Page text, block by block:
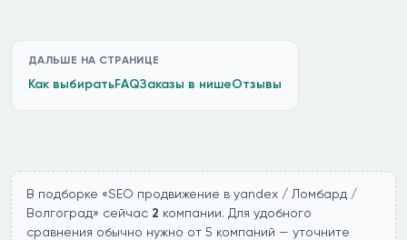
ДАЛЬШЕ НА СТРАНИЦЕ
Как выбиратьFAQЗаказы в нишеОтзывы
В подборке «SEO продвижение в yandex / Ломбард /
Волгоград» сейчас 2 компании. Для удобного
сравнения обычно нужно от 5 компаний — уточните